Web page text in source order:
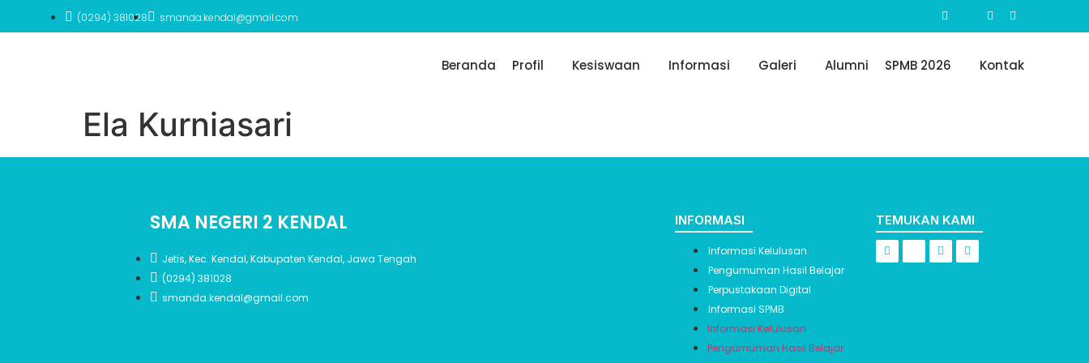
(0294) 381028 smanda.kendal@gmail.com
Beranda Profil Kesiswaan Informasi Galeri Alumni SPMB 2026 Kontak
Ela Kurniasari
SMA NEGERI 2 KENDAL
Jetis, Kec. Kendal, Kabupaten Kendal, Jawa Tengah
(0294) 381028
smanda.kendal@gmail.com
INFORMASI
Informasi Kelulusan
Pengumuman Hasil Belajar
Perpustakaan Digital
Informasi SPMB
Informasi Kelulusan
Pengumuman Hasil Belajar
TEMUKAN KAMI